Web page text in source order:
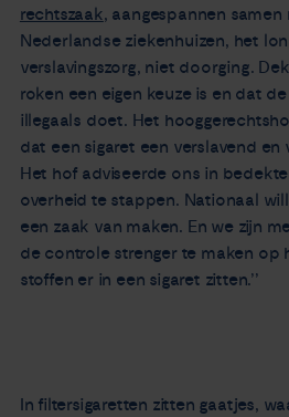
rechtszaak, aangespannen
Nederlandse ziekenhuizen, het
verslavingszorg, niet doorging.
roken een eigen keuze is en dat
illegaals doet. Het
dat een sigaret een verslavend
Het hof adviseerde ons in
overheid te stappen. Nationaal
een zaak van maken. En we zijn
de controle strenger te maken op
stoffen er in een sigaret zitten.’’
In filtersigaretten zitten gaatjes,